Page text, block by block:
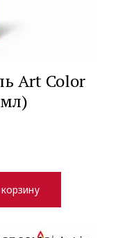
Art Color